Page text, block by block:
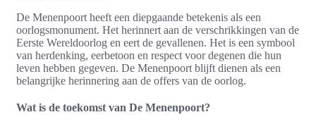
De Menenpoort heeft een diepgaande betekenis als een
oorlogsmonument. Het herinnert aan de verschrikkingen van de
Eerste Wereldoorlog en eert de gevallenen. Het is een symbool
van herdenking, eerbetoon en respect voor degenen die hun
leven hebben gegeven. De Menenpoort blijft dienen als een
belangrijke herinnering aan de offers van de oorlog.
Wat is de toekomst van De Menenpoort?